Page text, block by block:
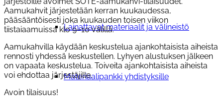
Lainattavat materiaalit ja välineistö
Materiaalipankki yhdistyksille
Aamukahvit järjestetään kerran kuukaudessa,
pääsääntöisesti joka kuukauden toisen viikon
tiistaiaamuissa klo 9–10 välillä.
Aamukahvilla käydään keskustelua ajankohtaisista aiheista
rennosti yhdessä keskustellen. Lyhyen alustuksen jälkeen
on vapaata keskustelua. Toiveita ajankohtaisista aiheista
voi ehdottaa järjestäjille.
Avoin tilaisuus!